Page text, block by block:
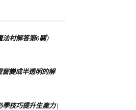
法村解答第6關〉
變成半透明的解
學技巧提升生產力 |